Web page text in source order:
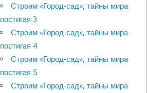
Строим «Город-сад», тайны мира
постигая 3
Строим «Город-сад», тайны мира
постигая 4
Строим «Город-сад», тайны мира
постигая 5
Строим «Город-сад», тайны мира